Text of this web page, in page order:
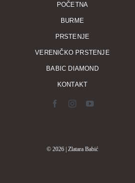
POČETNA
BURME
PRSTENJE
VERENIČKO PRSTENJE
BABIC DIAMOND
KONTAKT
© 2026 | Zlatara Babić